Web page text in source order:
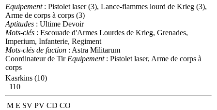
Equipement: Pistolet laser (3), Lance-flammes lourd de Krieg (3),
Arme de corps à corps (3)
Aptitudes : Ultime Devoir
Mots-clés : Escouade d'Armes Lourdes de Krieg, Grenades,
Imperium, Infanterie, Regiment
Mots-clés de faction : Astra Militarum
Coordinateur de Tir Equipement: Pistolet laser, Arme de corps à
corps
Kasrkins (10)
110
M E SV PV CD CO